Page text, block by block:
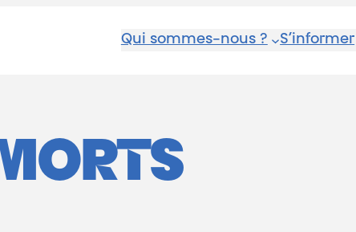
Qui sommes-nous ? S’informer